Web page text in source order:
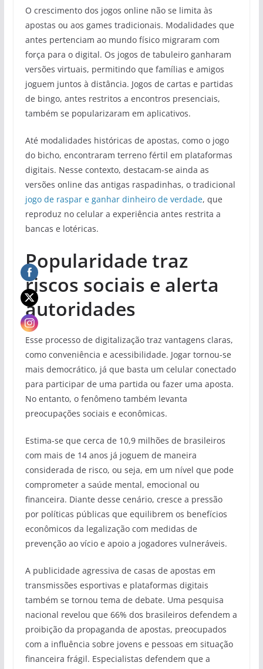
O crescimento dos jogos online não se limita às
apostas ou aos games tradicionais. Modalidades que
antes pertenciam ao mundo físico migraram com
força para o digital. Os jogos de tabuleiro ganharam
versões virtuais, permitindo que famílias e amigos
joguem juntos à distância. Jogos de cartas e partidas
de bingo, antes restritos a encontros presenciais,
também se popularizaram em aplicativos.
Até modalidades históricas de apostas, como o jogo
do bicho, encontraram terreno fértil em plataformas
digitais. Nesse contexto, destacam-se ainda as
versões online das antigas raspadinhas, o tradicional
jogo de raspar e ganhar dinheiro de verdade, que
reproduz no celular a experiência antes restrita a
bancas e lotéricas.
Popularidade traz
riscos sociais e alerta
autoridades
Esse processo de digitalização traz vantagens claras,
como conveniência e acessibilidade. Jogar tornou-se
mais democrático, já que basta um celular conectado
para participar de uma partida ou fazer uma aposta.
No entanto, o fenômeno também levanta
preocupações sociais e econômicas.
Estima-se que cerca de 10,9 milhões de brasileiros
com mais de 14 anos já joguem de maneira
considerada de risco, ou seja, em um nível que pode
comprometer a saúde mental, emocional ou
financeira. Diante desse cenário, cresce a pressão
por políticas públicas que equilibrem os benefícios
econômicos da legalização com medidas de
prevenção ao vício e apoio a jogadores vulneráveis.
A publicidade agressiva de casas de apostas em
transmissões esportivas e plataformas digitais
também se tornou tema de debate. Uma pesquisa
nacional revelou que 66% dos brasileiros defendem a
proibição da propaganda de apostas, preocupados
com a influência sobre jovens e pessoas em situação
financeira frágil. Especialistas defendem que a